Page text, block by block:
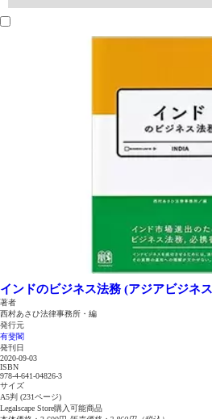
インドのビジネス法務 (アジアビジネ
著者
西村あさひ法律事務所・編
発行元
有斐閣
発刊日
2020-09-03
ISBN
978-4-641-04826-3
サイズ
A5判 (231ページ)
Legalscape Store購入可能商品